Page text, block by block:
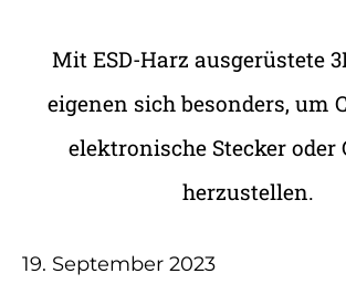
Mit ESD-Harz ausgerüstete
eigenen sich besonders, um
elektronische Stecker oder
herzustellen.
19. September 2023